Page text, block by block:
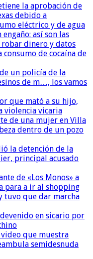
la aprobación de
debido a
eléctrico y de agua
así son las
robar dinero y datos
de cocaína de
un policía de la
de m…, los vamos
que mató a su hijo,
violencia vicaria
de una mujer en Villa
dentro de un pozo
la detención de la
principal acusado
de «Los Monos» a
para a ir al shopping
tuvo que dar marcha
en sicario por
que muestra
semidesnuda